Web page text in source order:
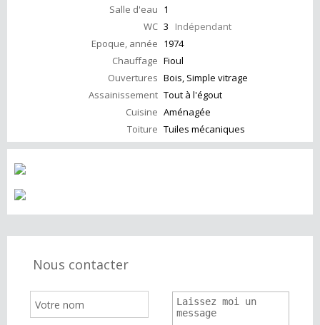
Salle d'eau 1
WC 3 Indépendant
Epoque, année 1974
Chauffage Fioul
Ouvertures Bois, Simple vitrage
Assainissement Tout à l'égout
Cuisine Aménagée
Toiture Tuiles mécaniques
Nous contacter